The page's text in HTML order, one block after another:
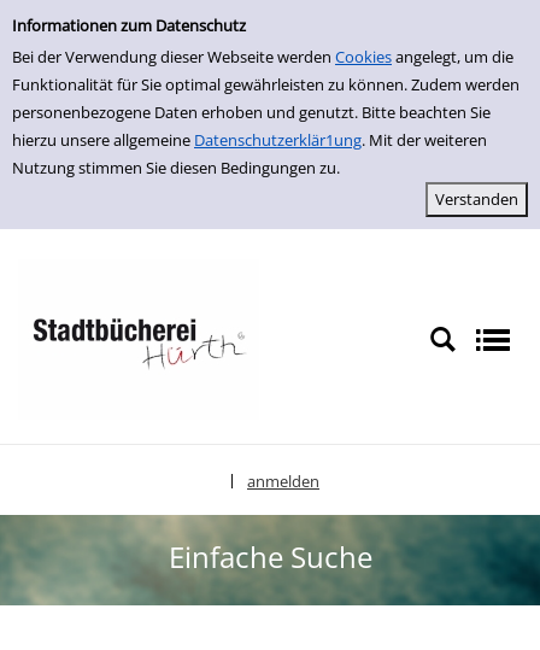
Einfache Suche
Informationen zum Datenschutz
Bei der Verwendung dieser Webseite werden Cookiesangelegt, um die
Funktionalität für Sie optimal gewährleisten zu können. Zudem werden
personenbezogene Daten erhoben und genutzt. Bitte beachten Sie
hierzu unsere allgemeine Datenschutzerklär1ung. Mit der weiteren
Nutzung stimmen Sie diesen Bedingungen zu.
zur Navigation springen
zum Inhalt springen
Zu den Suchfiltern springen
Zur Trefferliste springen
anmelden
Einfache Suche